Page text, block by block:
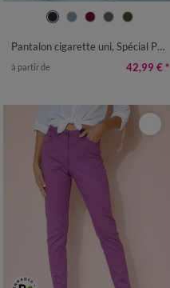
36 38 40 42 44
Pantalon cigarette uni, Spécial Petites
à partir de 42,99 € *